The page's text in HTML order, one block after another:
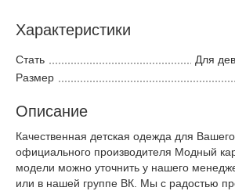
Характеристики
Стать
Для
Размер
Описание
Качественная детская одежда для
официального производителя Модный
модели можно уточнить у нашего
или в нашей группе ВК. Мы с радостью